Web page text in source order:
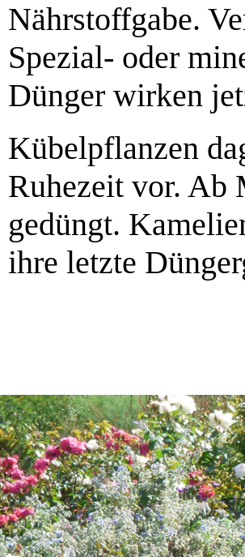
Nährstoffgabe.
Spezial- oder
Dünger wirken
Kübelpflanzen
Ruhezeit vor. Ab
gedüngt.
ihre letzte